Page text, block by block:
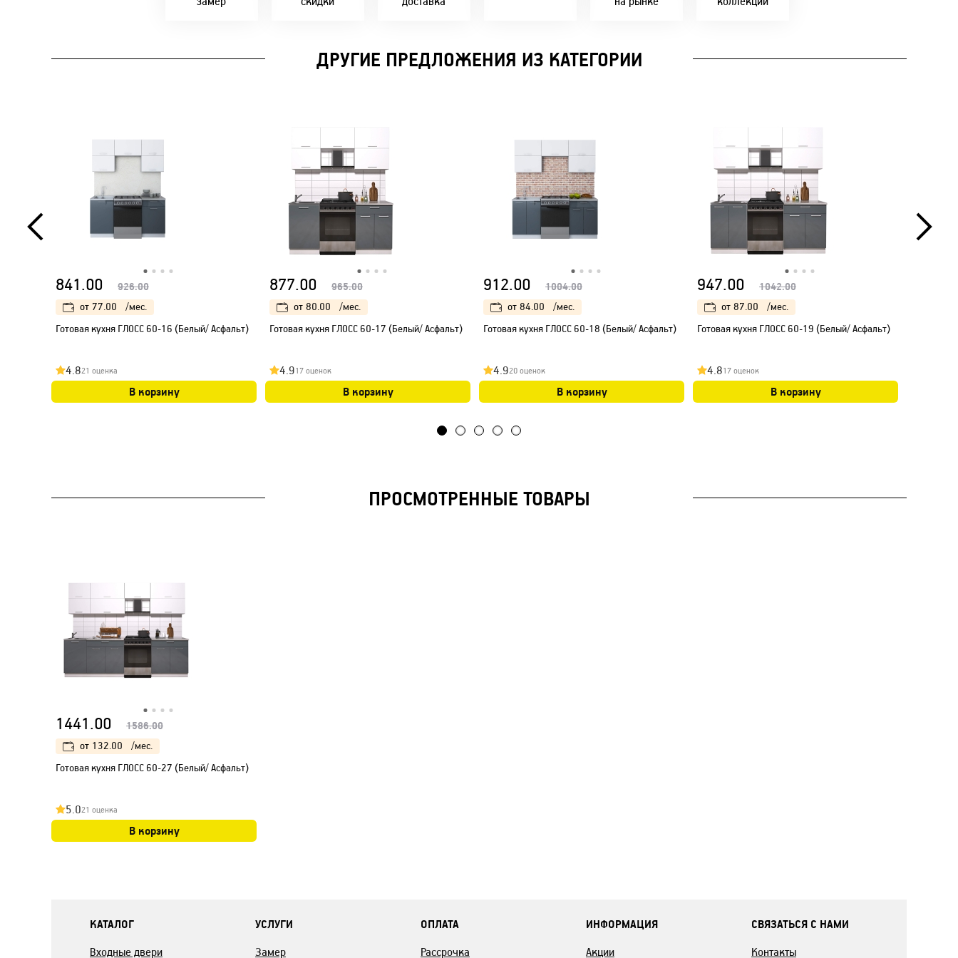
В удобное для Вас
ДРУГИЕ ПРЕДЛОЖЕНИЯ ИЗ КАТЕГОРИИ
841.00 926.00
от 77.00
/мес.
Готовая кухня ГЛОСС 60-16 (Белый/ Асфальт)
4.821 оценка
В корзину
877.00 965.00
от 80.00
/мес.
Готовая кухня ГЛОСС 60-17 (Белый/ Асфальт)
4.917 оценок
В корзину
912.00 1004.00
от 84.00
/мес.
Готовая кухня ГЛОСС 60-18 (Белый/ Асфальт)
4.920 оценок
В корзину
947.00 1042.00
от 87.00
/мес.
Готовая кухня ГЛОСС 60-19 (Белый/ Асфальт)
4.817 оценок
В корзину
ПРОСМОТРЕННЫЕ ТОВАРЫ
1441.00 1586.00
от 132.00
/мес.
Готовая кухня ГЛОСС 60-27 (Белый/ Асфальт)
5.021 оценка
В корзину
КАТАЛОГ
Входные двери
УСЛУГИ
Замер
ОПЛАТА
Рассрочка
ИНФОРМАЦИЯ
Акции
СВЯЗАТЬСЯ С НАМИ
Контакты